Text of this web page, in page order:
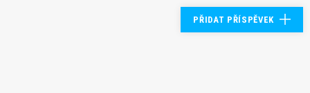
PŘIDAT PŘÍSPĚVEK